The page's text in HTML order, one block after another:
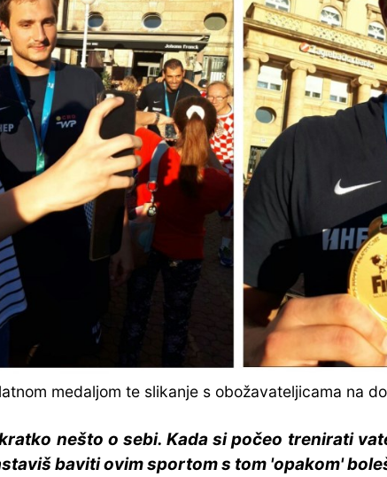
medaljom te slikanje s obožavateljicama na
nešto o sebi. Kada si počeo trenirati
baviti ovim sportom s tom 'opakom'